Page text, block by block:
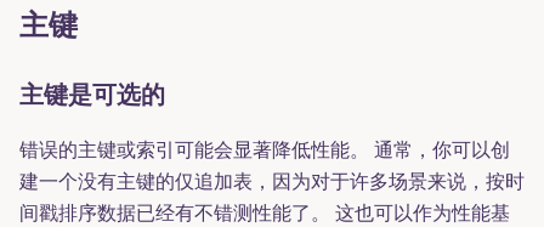
主键
主键是可选的
错误的主键或索引可能会显著降低性能。 通常，你可以创
建一个没有主键的仅追加表，因为对于许多场景来说，按时
间戳排序数据已经有不错测性能了。 这也可以作为性能基